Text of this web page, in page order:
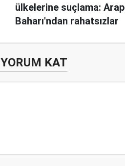
ülkelerine suçlama: Arap
Baharı'ndan rahatsızlar
YORUM KAT